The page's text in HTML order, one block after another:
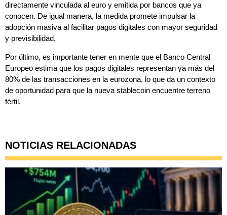
directamente vinculada al euro y emitida por bancos que ya
conocen. De igual manera, la medida promete impulsar la
adopción masiva al facilitar pagos digitales con mayor seguridad
y previsibilidad.
Por último, es importante tener en mente que el Banco Central
Europeo estima que los pagos digitales representan ya más del
80% de las transacciones en la eurozona, lo que da un contexto
de oportunidad para que la nueva stablecoin encuentre terreno
fértil.
NOTICIAS RELACIONADAS